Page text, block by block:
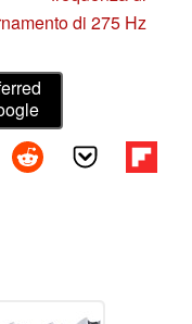
di 275 Hz